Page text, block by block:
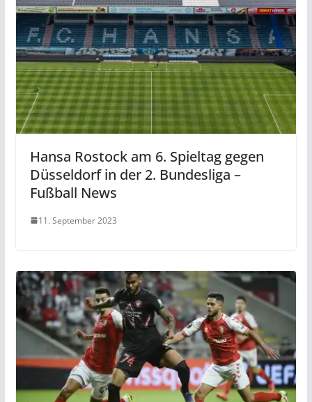
Hansa Rostock am 6. Spieltag gegen
Düsseldorf in der 2. Bundesliga –
Fußball News
11. September 2023